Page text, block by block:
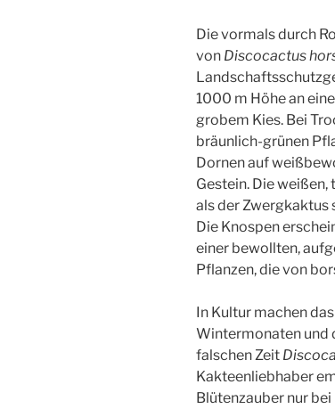
Die vormals durch
von Discocactus
1000 m Höhe an
grobem Kies. Bei
bräunlich-grünen
Dornen auf
Gestein. Die
als der Zwergkaktus
Die Knospen
einer bewollten,
Pflanzen, die von
In Kultur machen
Wintermonaten und
falschen Zeit
Kakteenliebhaber
Blütenzauber nur